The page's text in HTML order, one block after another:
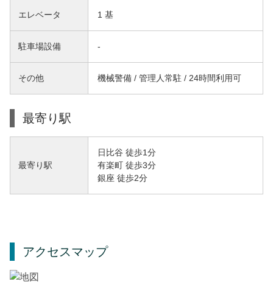
エレベータ 1 基
駐車場設備 -
その他 機械警備 / 管理人常駐 / 24時間利用可
最寄り駅
最寄り駅
日比谷 徒歩1分
有楽町 徒歩3分
銀座 徒歩2分
アクセスマップ